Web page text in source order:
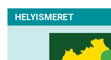
HELYISMERET